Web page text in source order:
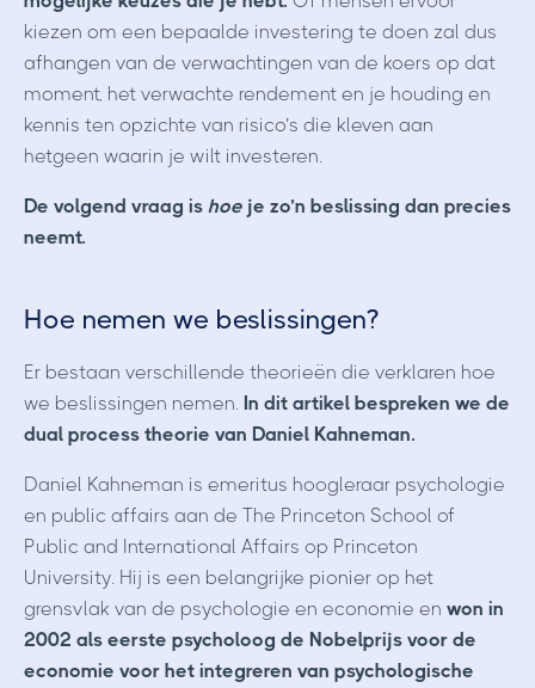
kiezen om een bepaalde investering te doen zal dus
afhangen van de verwachtingen van de koers op dat
moment, het verwachte rendement en je houding en
kennis ten opzichte van risico’s die kleven aan
hetgeen waarin je wilt investeren.
De volgend vraag is hoe je zo’n beslissing dan precies
neemt.
Hoe nemen we beslissingen?
Er bestaan verschillende theorieën die verklaren hoe
we beslissingen nemen. In dit artikel bespreken we de
dual process theorie van Daniel Kahneman.
Daniel Kahneman is emeritus hoogleraar psychologie
en public affairs aan de The Princeton School of
Public and International Affairs op Princeton
University. Hij is een belangrijke pionier op het
grensvlak van de psychologie en economie en won in
2002 als eerste psycholoog de Nobelprijs voor de
economie voor het integreren van psychologische